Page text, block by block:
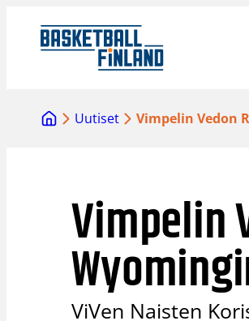
sisältöön
Uutiset Vimpelin Vedon
Vimpelin
ViVen Naisten